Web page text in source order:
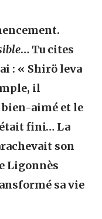
… Tu cites
: « Shirö leva
il
aimé et le
fini… La
son
Ligonnès
sa vie